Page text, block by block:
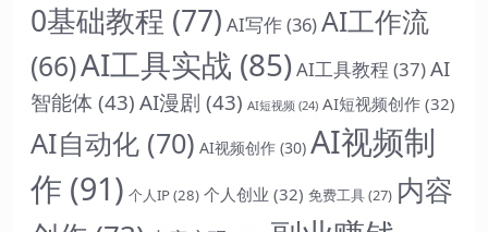
0基础教程 (77) AI写作(36)AI工作流
(66)AI工具实战 (85)AI工具教程 (37)AI
智能体 (43) AI漫剧 (43) AI短视频 (24) AI短视频创作 (32)
AI自动化 (70) AI视频创作 (30) AI视频制
作 (91) 个人IP(28) 个人创业 (32) 免费工具(27) 内容